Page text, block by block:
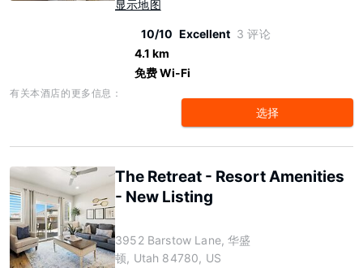
显示地图
10/10 Excellent 3 评论
4.1 km
免费 Wi-Fi
有关本酒店的更多信息：
选择
The Retreat - Resort Amenities
- New Listing
3952 Barstow Lane, 华盛
顿, Utah 84780, US